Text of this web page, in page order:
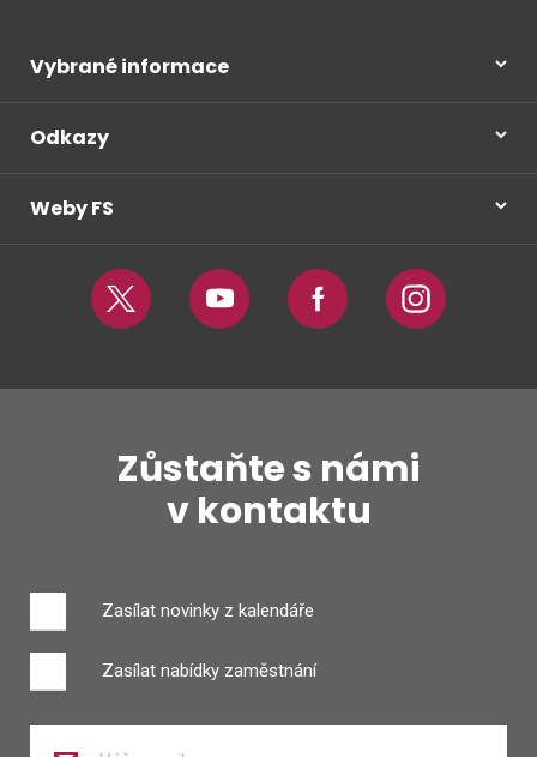
Vybrané informace
Odkazy
Weby FS
Twitter Youtube Facebook Instagram
Zůstaňte s námi
v kontaktu
Zasílat novinky z kalendáře
Zasílat nabídky zaměstnání